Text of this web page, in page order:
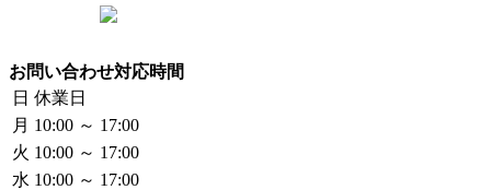
お問い合わせ対応時間
日 休業日
月 10:00 ～ 17:00
火 10:00 ～ 17:00
水 10:00 ～ 17:00